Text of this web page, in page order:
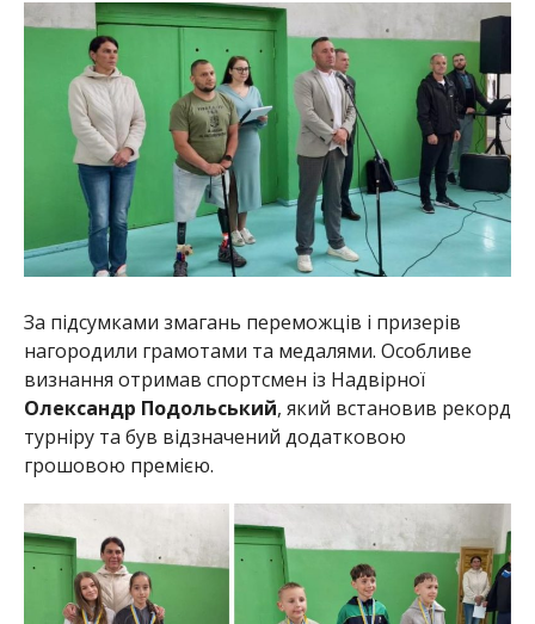
За підсумками змагань переможців і призерів
нагородили грамотами та медалями. Особливе
визнання отримав спортсмен із Надвірної
Олександр Подольський, який встановив рекорд
турніру та був відзначений додатковою
грошовою премією.